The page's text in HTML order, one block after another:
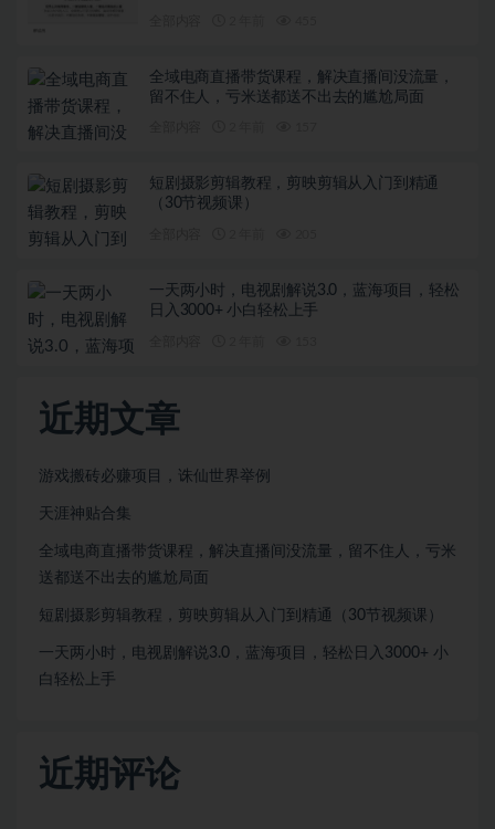
全域电商直播带货课程，解决直播间没流量，
留不住人，亏米送都送不出去的尴尬局面
短剧摄影剪辑教程，剪映剪辑从入门到精通
（30节视频课）
一天两小时，电视剧解说3.0，蓝海项目，轻松
日入3000+ 小白轻松上手
近期文章
游戏搬砖必赚项目，诛仙世界举例
天涯神贴合集
全域电商直播带货课程，解决直播间没流量，留不住人，亏米
送都送不出去的尴尬局面
短剧摄影剪辑教程，剪映剪辑从入门到精通（30节视频课）
一天两小时，电视剧解说3.0，蓝海项目，轻松日入3000+ 小
白轻松上手
近期评论